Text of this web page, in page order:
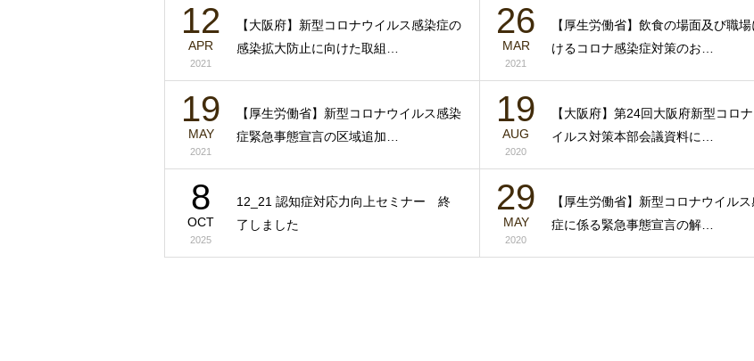
12
APR
2021
【大阪府】新型コロナウイルス感染症の
感染拡大防止に向けた取組…
26
MAR
2021
【厚生労働省】飲食の場面及び職場
けるコロナ感染症対策のお…
19
MAY
2021
【厚生労働省】新型コロナウイルス感染
症緊急事態宣言の区域追加…
19
AUG
2020
【大阪府】第24回大阪府新型コロ
イルス対策本部会議資料に…
8
OCT
2025
12_21 認知症対応力向上セミナー 終
了しました
29
MAY
2020
【厚生労働省】新型コロナウイルス
症に係る緊急事態宣言の解…